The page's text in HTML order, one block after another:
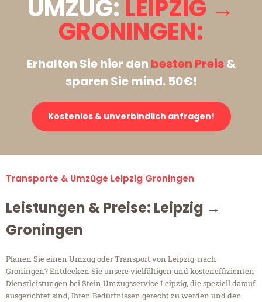
UMZUG: LEIPZIG →
GRONINGEN:
Erhalten Sie hier den besten Preis&
sparen Sie mind. 50€!
Kostenlos & unverbindlich anfragen!
Transporte & Umzüge Leipzig Groningen
Leistungen & Preise: Leipzig →
Groningen
Planen Sie einen Umzug oder Transport von Leipzig nach
Groningen? Entdecken Sie unsere vielfältigen und kosteneffizienten
Dienstleistungen bei Stein Umzugsservice Leipzig, die speziell darauf
ausgerichtet sind, Ihren Bedürfnissen gerecht zu werden und den